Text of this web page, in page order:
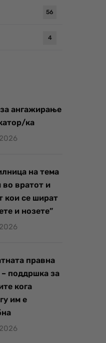
56
4
ангажирање
ка
на тема
во вратот и
кои се шират
и нозете”
правна
поддршка за
кога
им е